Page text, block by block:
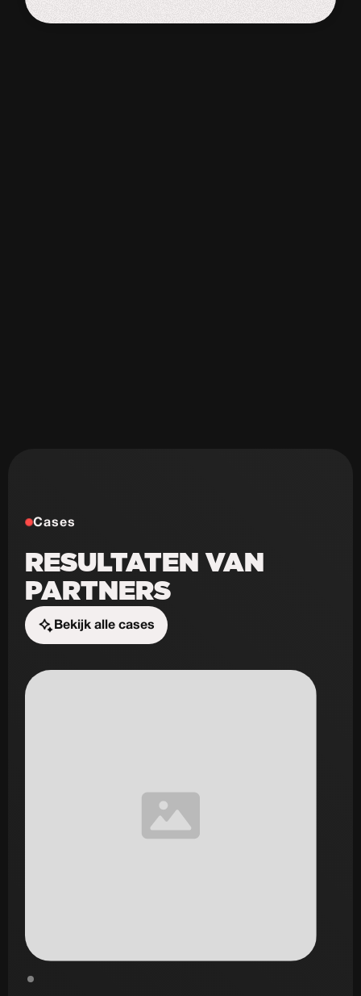
Cases
RESULTATEN VAN
PARTNERS
Bekijk alle cases
Start de uitdaging